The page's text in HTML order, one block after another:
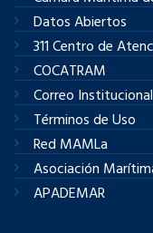
Datos Abiertos
311 Centro de
COCATRAM
Correo Institucional
Términos de Uso
Red MAMLa
Asociación
APADEMAR